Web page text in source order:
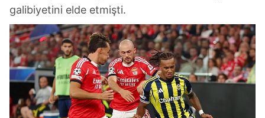
galibiyetini elde etmişti.